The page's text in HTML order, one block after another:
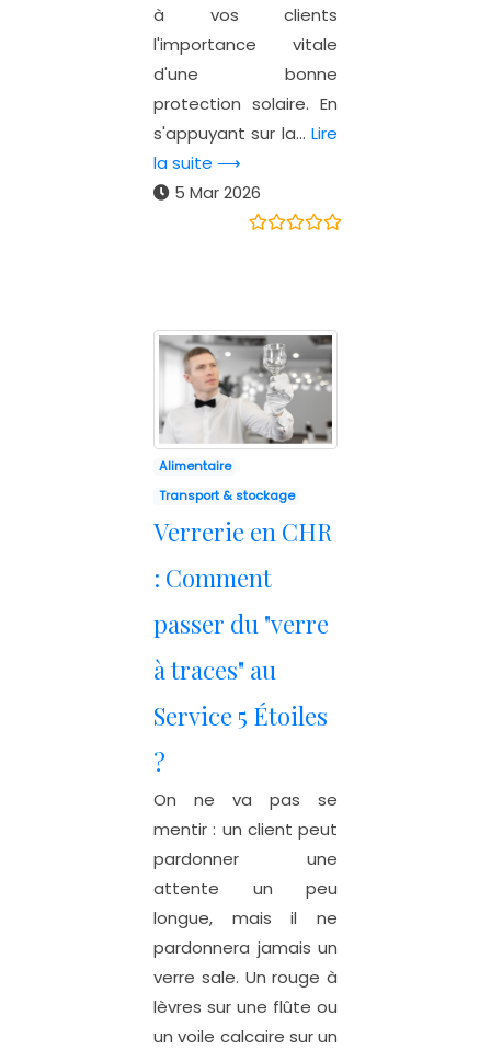
à vos clients
l'importance vitale
d'une bonne
protection solaire. En
s'appuyant sur la... Lire
la suite ⟶
5 Mar 2026
Alimentaire
Transport & stockage
Verrerie en CHR
: Comment
passer du "verre
à traces" au
Service 5 Étoiles
?
On ne va pas se
mentir : un client peut
pardonner une
attente un peu
longue, mais il ne
pardonnera jamais un
verre sale. Un rouge à
lèvres sur une flûte ou
un voile calcaire sur un